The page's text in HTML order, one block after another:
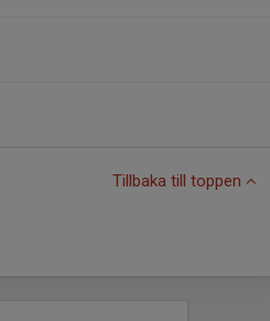
Tillbaka till toppen